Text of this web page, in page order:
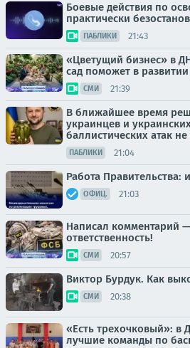
Боевые действия по
практически
ПАБЛИКИ 21:43
«Цветущий бизнес» в
сад поможет в
СМИ 21:39
В ближайшее время
украинцев и
баллистических атак не
ПАБЛИКИ 21:04
Работа Правительства:
ОФИЦ. 21:03
Написал комментарий
ответственность!
СМИ 20:57
Виктор Бурдук. Как
СМИ 20:38
«Есть трехочковый»: в
лучшие команды по